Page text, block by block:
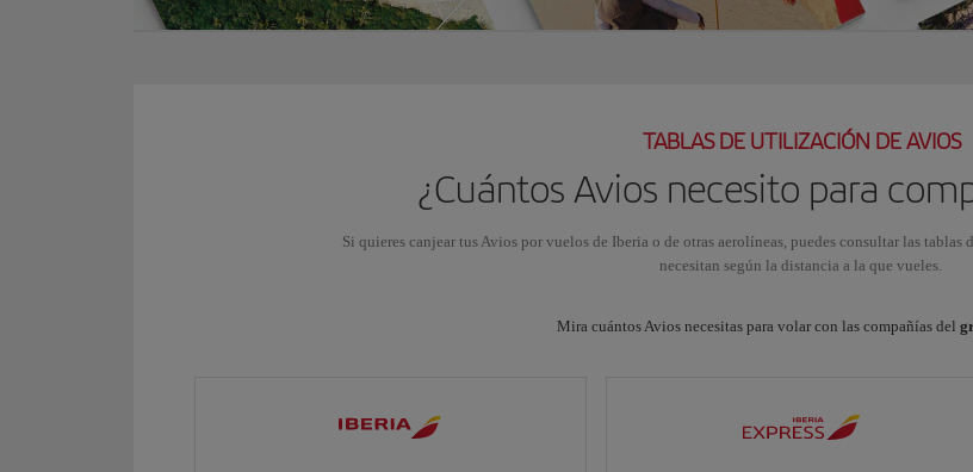
TABLAS DE UTILIZACIÓN DE AVIOS
¿Cuántos Avios necesito para
Si quieres canjear tus Avios por vuelos de Iberia o de otras aerolíneas, puedes consultar las tablas
necesitan según la distancia a la que vueles.
Mira cuántos Avios necesitas para volar con las compañías del